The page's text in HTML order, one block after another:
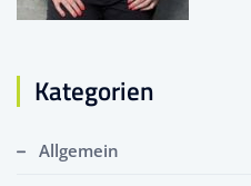
Kategorien
Allgemein